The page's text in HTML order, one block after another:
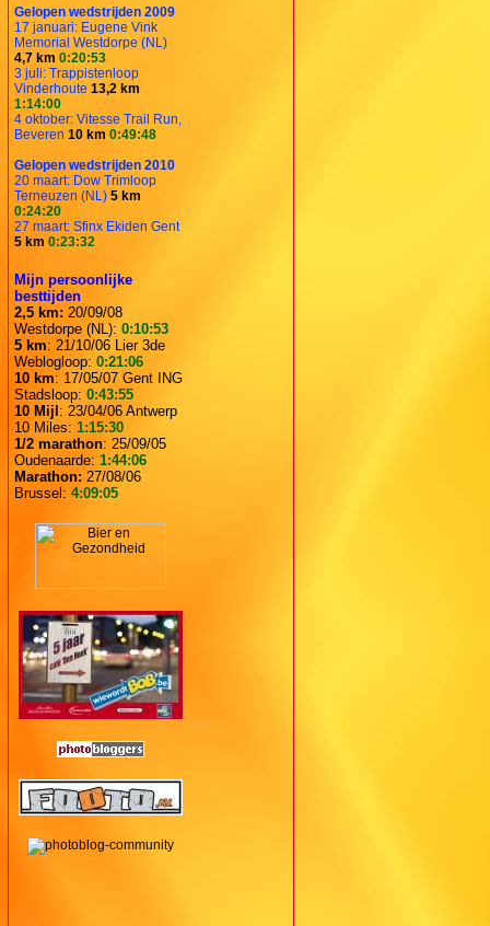
Gelopen wedstrijden 2009
17 januari: Eugene Vink
Memorial Westdorpe (NL)
4,7 km 0:20:53
3 juli: Trappistenloop
Vinderhoute 13,2 km
1:14:00
4 oktober: Vitesse Trail Run,
Beveren 10 km 0:49:48
Gelopen wedstrijden 2010
20 maart: Dow Trimloop
Terneuzen (NL) 5 km
0:24:20
27 maart: Sfinx Ekiden Gent
5 km 0:23:32
Mijn persoonlijke
besttijden
2,5 km: 20/09/08
Westdorpe (NL): 0:10:53
5 km: 21/10/06 Lier 3de
Weblogloop: 0:21:06
10 km: 17/05/07 Gent ING
Stadsloop: 0:43:55
10 Mijl: 23/04/06 Antwerp
10 Miles: 1:15:30
1/2 marathon: 25/09/05
Oudenaarde: 1:44:06
Marathon: 27/08/06
Brussel: 4:09:05